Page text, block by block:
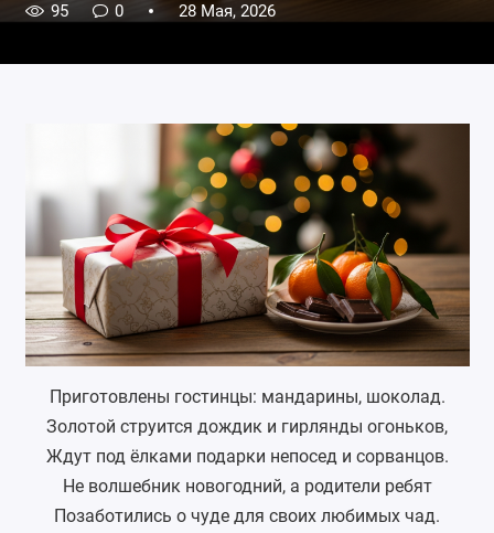
95 0 28 Мая, 2026
Приготовлены гостинцы: мандарины, шоколад.
Золотой струится дождик и гирлянды огоньков,
Ждут под ёлками подарки непосед и сорванцов.
Не волшебник новогодний, а родители ребят
Позаботились о чуде для своих любимых чад.